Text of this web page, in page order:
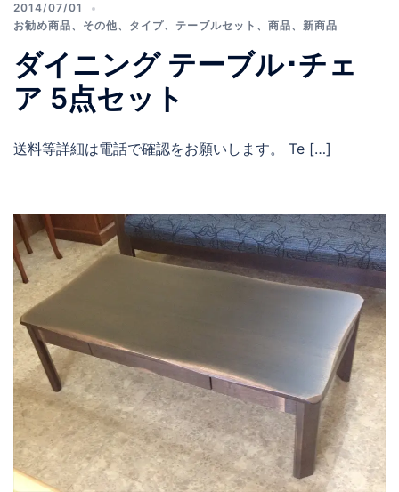
2014/07/01
お勧め商品、 その他、 タイプ、 テーブルセット 、 商品、 新商品
ダイニング テーブル･チェ
ア 5点セット
送料等詳細は電話で確認をお願いします。 Te […]